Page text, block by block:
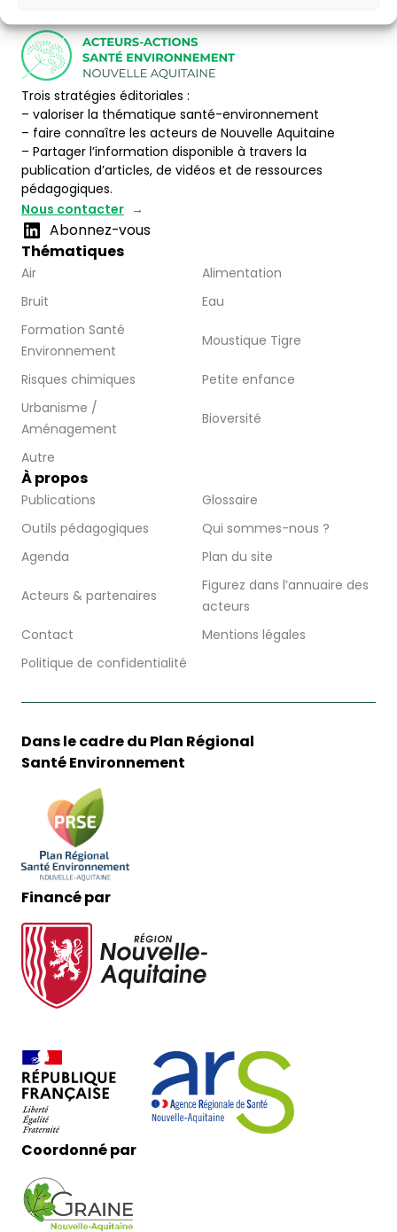
Trois stratégies éditoriales :
– valoriser la thématique santé-environnement
– faire connaître les acteurs de Nouvelle Aquitaine
– Partager l’information disponible à travers la
publication d’articles, de vidéos et de ressources
pédagogiques.
Nous contacter
Abonnez-vous
Thématiques
Air
Alimentation
Bruit
Eau
Formation Santé
Environnement
Moustique Tigre
Risques chimiques
Petite enfance
Urbanisme /
Aménagement
Bioversité
Autre
À propos
Publications
Glossaire
Outils pédagogiques
Qui sommes-nous ?
Agenda
Plan du site
Acteurs & partenaires
Figurez dans l’annuaire des
acteurs
Contact
Mentions légales
Politique de confidentialité
Dans le cadre du Plan Régional
Santé Environnement
Financé par
Coordonné par